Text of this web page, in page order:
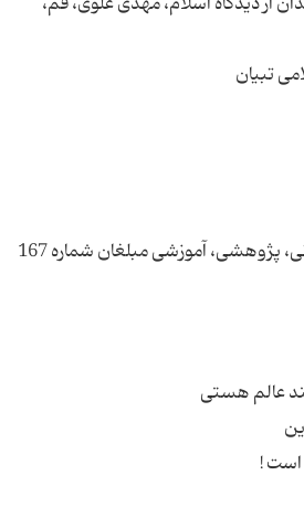
منبع: ماهنامه اطلاع رسانی، پژوهشی، آموزشی مبلغان شماره 167